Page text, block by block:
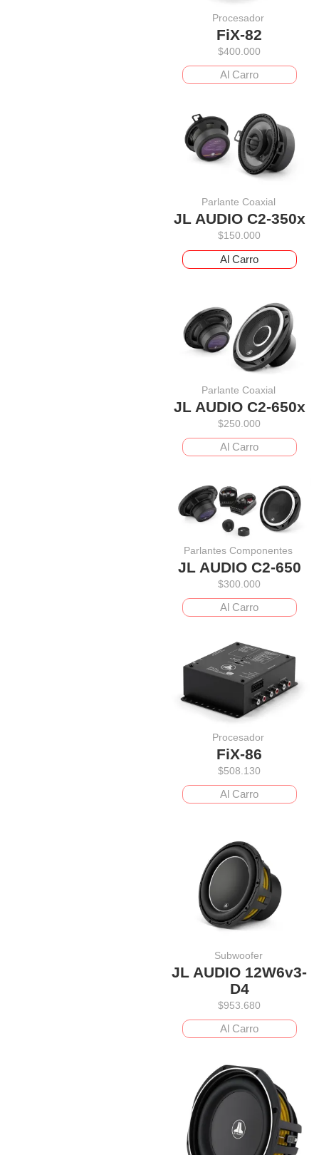
Procesador
FiX-82
$400.000
Al Carro
Parlante Coaxial
JL AUDIO C2-350x
$150.000
Al Carro
Parlante Coaxial
JL AUDIO C2-650x
$250.000
Al Carro
Parlantes Componentes
JL AUDIO C2-650
$300.000
Al Carro
Procesador
FiX-86
$508.130
Al Carro
Subwoofer
JL AUDIO 12W6v3-
D4
$953.680
Al Carro